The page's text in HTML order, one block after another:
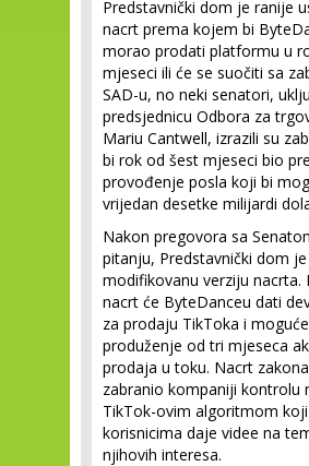
Predstavnički dom je ranije
nacrt prema kojem bi
morao prodati platformu u
mjeseci ili će se suočiti sa
SAD-u, no neki senatori,
predsjednicu Odbora za
Mariu Cantwell, izrazili su
bi rok od šest mjeseci bio
provođenje posla koji bi
vrijedan desetke milijardi
Nakon pregovora sa
pitanju, Predstavnički dom
modifikovanu verziju nacrta.
nacrt će ByteDanceu dati
za prodaju TikToka i moguće
produženje od tri mjeseca
prodaja u toku. Nacrt
zabranio kompaniji kontrolu
TikTok-ovim algoritmom koji
korisnicima daje videe na
njihovih interesa.